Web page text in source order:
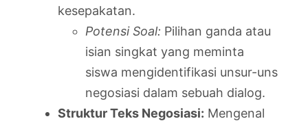
kesepakatan.
Potensi Soal: Pilihan ganda atau
isian singkat yang meminta
siswa mengidentifikasi unsur-uns
negosiasi dalam sebuah dialog.
Struktur Teks Negosiasi: Mengenal